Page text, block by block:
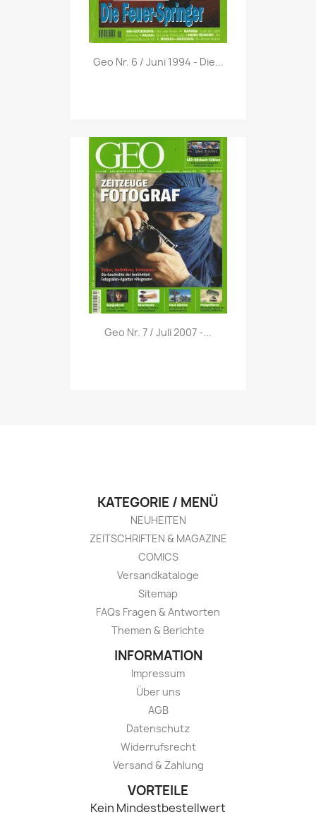
 Vorschau
Geo Nr. 6 / Juni 1994 - Die...
 Vorschau
Geo Nr. 7 / Juli 2007 -...
KATEGORIE / MENÜ
NEUHEITEN
ZEITSCHRIFTEN & MAGAZINE
COMICS
Versandkataloge
Sitemap
FAQs Fragen & Antworten
Themen & Berichte
INFORMATION
Impressum
Über uns
AGB
Datenschutz
Widerrufsrecht
Versand & Zahlung
VORTEILE
Kein Mindestbestellwert